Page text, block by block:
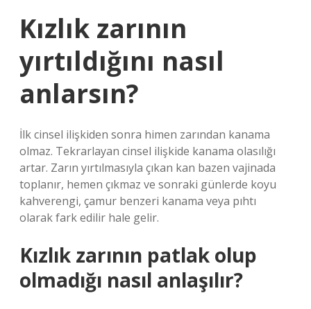
Kızlık zarının
yırtıldığını nasıl
anlarsın?
İlk cinsel ilişkiden sonra himen zarından kanama
olmaz. Tekrarlayan cinsel ilişkide kanama olasılığı
artar. Zarın yırtılmasıyla çıkan kan bazen vajinada
toplanır, hemen çıkmaz ve sonraki günlerde koyu
kahverengi, çamur benzeri kanama veya pıhtı
olarak fark edilir hale gelir.
Kızlık zarının patlak olup
olmadığı nasıl anlaşılır?